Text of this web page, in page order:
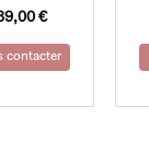
€
contacter